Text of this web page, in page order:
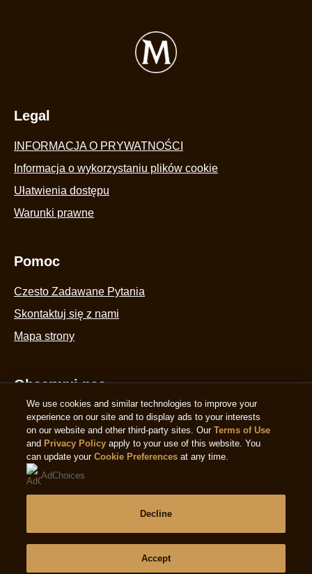
Legal
INFORMACJA O PRYWATNOŚCI
Informacja o wykorzystaniu plików cookie
Ułatwienia dostępu
Warunki prawne
Pomoc
Czesto Zadawane Pytania
Skontaktuj się z nami
Mapa strony
Obserwuj nas
Lokalizacja
Poland Zmień lokalizację
We use cookies and similar technologies to improve your
experience on our site and to display ads to your interests
on our website and other third-party sites. OurTerms of Use
and Privacy Policy apply to your use of this website. You
can update yourCookie Preferences at any time.
AdChoices
Decline
Accept